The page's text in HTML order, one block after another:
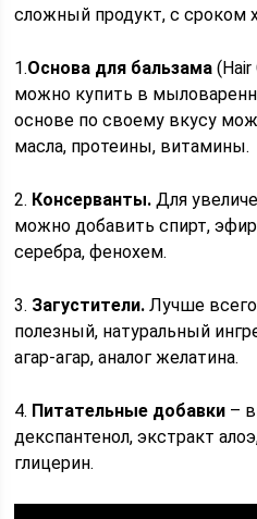
сложный продукт, с сроком
1.Основа для бальзама (Hair
можно купить в
основе по своему вкусу
масла, протеины, витамины.
2. Консерванты. Для
можно добавить спирт,
серебра, фенохем.
3. Загустители. Лучше
полезный, натуральный
агар-агар, аналог желатина.
4. Питательные добавки –
декспантенол, экстракт
глицерин.